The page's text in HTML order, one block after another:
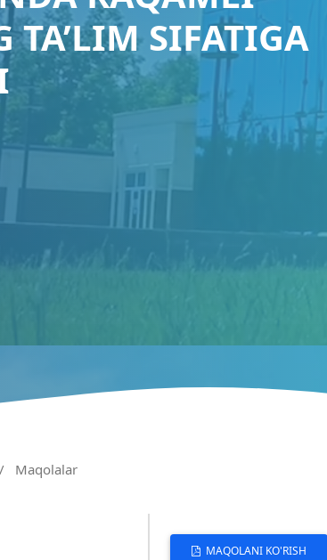
SIFATIGA
/ Maqolalar
MAQOLANI KO'RISH